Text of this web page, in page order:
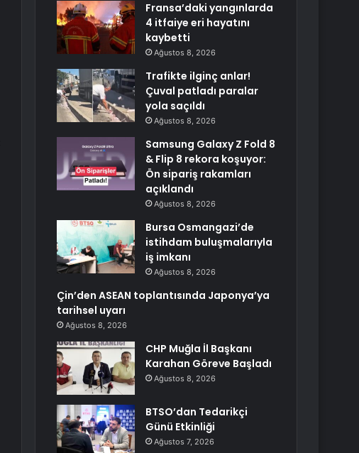
Fransa’daki yangınlarda
4 itfaiye eri hayatını
kaybetti
Ağustos 8, 2026
Trafikte ilginç anlar!
Çuval patladı paralar
yola saçıldı
Ağustos 8, 2026
Samsung Galaxy Z Fold 8
& Flip 8 rekora koşuyor:
Ön sipariş rakamları
açıklandı
Ağustos 8, 2026
Bursa Osmangazi’de
istihdam buluşmalarıyla
iş imkanı
Ağustos 8, 2026
Çin’den ASEAN toplantısında Japonya’ya
tarihsel uyarı
Ağustos 8, 2026
CHP Muğla İl Başkanı
Karahan Göreve Başladı
Ağustos 8, 2026
BTSO’dan Tedarikçi
Günü Etkinliği
Ağustos 7, 2026